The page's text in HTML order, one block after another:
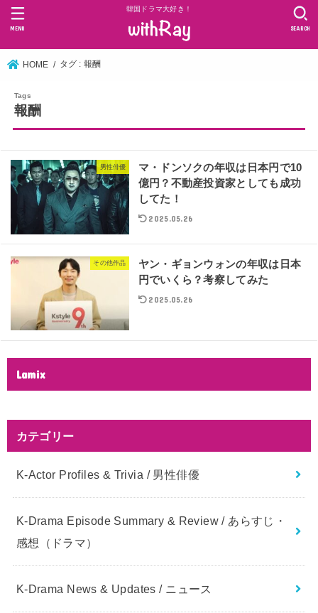
韓国ドラマ大好き！
SEARCH
MENU
HOME タグ : 報酬
報酬
男性俳優
マ・ドンソクの年収は日本円で10
億円？不動産投資家としても成功
してた！
2025.05.26
その他作品
ヤン・ギョンウォンの年収は日本
円でいくら？考察してみた
2025.05.26
Lamix
カテゴリー
K-Actor Profiles & Trivia / 男性俳優
K-Drama Episode Summary & Review / あらすじ・
感想（ドラマ）
K-Drama News & Updates / ニュース